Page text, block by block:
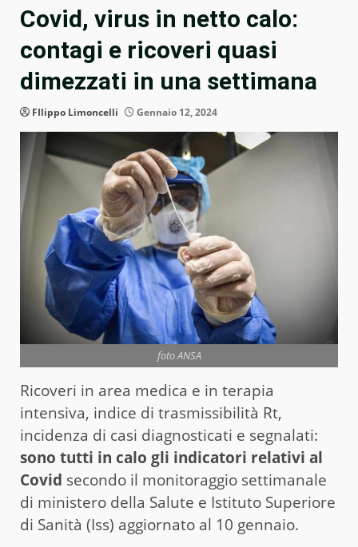
Covid, virus in netto calo:
contagi e ricoveri quasi
dimezzati in una settimana
FIlippo Limoncelli Gennaio 12, 2024
foto ANSA
Ricoveri in area medica e in terapia
intensiva, indice di trasmissibilità Rt,
incidenza di casi diagnosticati e segnalati:
sono tutti in calo gli indicatori relativi al
Covid secondo il monitoraggio settimanale
di ministero della Salute e Istituto Superiore
di Sanità (Iss) aggiornato al 10 gennaio.